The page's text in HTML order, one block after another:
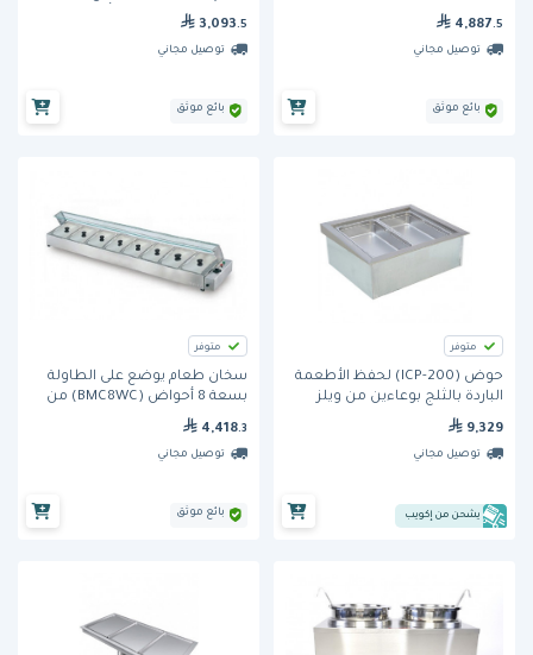
4,887 .5
توصيل مجاني
بائع موثق
الطاولة من برجايا - 6 أحواض
3,093 .5
توصيل مجاني
بائع موثق
متوفر
حوض (ICP-200) لحفظ الأطعمة
الباردة بالثلج بوعاءين من ويلز
9,329
توصيل مجاني
يشحن من إكويب
متوفر
سخان طعام يوضع على الطاولة
بسعة 8 أحواض (BMC8WC) من
4,418.3
توصيل مجاني
بائع موثق